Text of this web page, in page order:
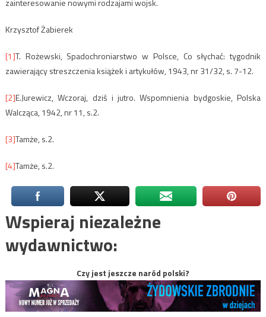
zainteresowanie nowymi rodzajami wojsk.
Krzysztof Żabierek
[1]T. Rożewski, Spadochroniarstwo w Polsce, Co słychać: tygodnik
zawierający streszczenia książek i artykułów, 1943, nr 31/32, s. 7-12.
[2]E.Jurewicz, Wczoraj, dziś i jutro. Wspomnienia bydgoskie, Polska
Walcząca, 1942, nr 11, s.2.
[3]Tamże, s.2.
[4]Tamże, s.2.
Wspieraj niezależne
wydawnictwo:
Czy jest jeszcze naród polski?